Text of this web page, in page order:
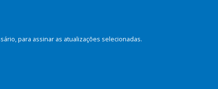
para assinar as atualizações selecionadas.